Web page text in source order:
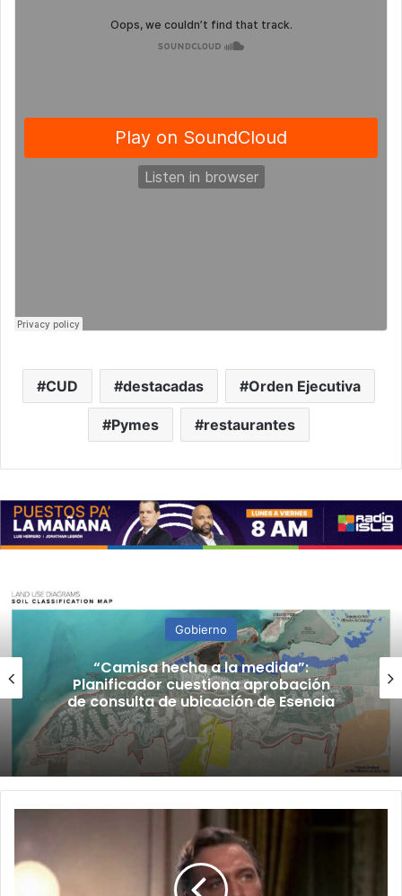
CUD destacadas Orden Ejecutiva
Pymes restaurantes
Gobierno
“Camisa hecha a la medida”:
Planificador cuestiona aprobación
de consulta de ubicación de Esencia
Christopher